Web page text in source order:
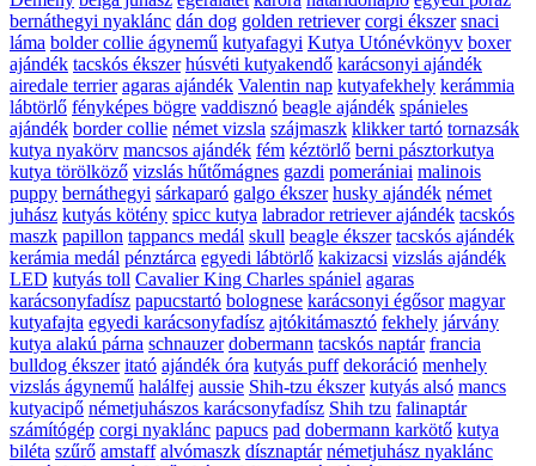
bernáthegyi nyaklánc dán dog golden retriever corgi ékszer snaci
láma bolder collie ágynemű kutyafagyi Kutya Utónévkönyv boxer
ajándék tacskós ékszer húsvéti kutyakendő karácsonyi ajándék
airedale terrier agaras ajándék Valentin nap kutyafekhely kerámmia
lábtörlő fényképes bögre vaddisznó beagle ajándék spánieles
ajándék border collie német vizsla szájmaszk klikker tartó tornazsák
kutya nyakörv mancsos ajándék fém kéztörlő berni pásztorkutya
kutya törölköző vizslás hűtőmágnes gazdi pomerániai malinois
puppy bernáthegyi sárkaparó galgo ékszer husky ajándék német
juhász kutyás kötény spicc kutya labrador retriever ajándék tacskós
maszk papillon tappancs medál skull beagle ékszer tacskós ajándék
kerámia medál pénztárca egyedi lábtörlő kakizacsi vizslás ajándék
LED kutyás toll Cavalier King Charles spániel agaras
karácsonyfadísz papucstartó bolognese karácsonyi égősor magyar
kutyafajta egyedi karácsonyfadísz ajtókitámasztó fekhely járvány
kutya alakú párna schnauzer dobermann tacskós naptár francia
bulldog ékszer itató ajándék óra kutyás puff dekoráció menhely
vizslás ágynemű halálfej aussie Shih-tzu ékszer kutyás alsó mancs
kutyacipő németjuhászos karácsonyfadísz Shih tzu falinaptár
számítógép corgi nyaklánc papucs pad dobermann karkötő kutya
biléta szűrő amstaff alvómaszk dísznaptár németjuhász nyaklánc